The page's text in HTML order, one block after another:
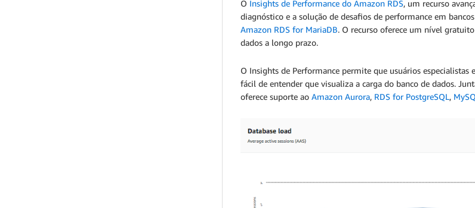
O Insights de Performance do Amazon RDS, um recurso
diagnóstico e a solução de desafios de performance em
Amazon RDS for MariaDB. O recurso oferece um nível
dados a longo prazo.
O Insights de Performance permite que usuários
fácil de entender que visualiza a carga do banco de dados.
oferece suporte ao Amazon Aurora, RDS for PostgreSQL,